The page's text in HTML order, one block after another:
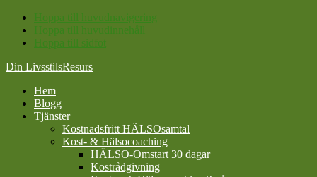
Hoppa till huvudnavigering
Hoppa till huvudinnehåll
Hoppa till sidfot
Din LivsstilsResurs
Hem
Blogg
Tjänster
Kostnadsfritt HÄLSOsamtal
Kost- & Hälsocoaching
HÄLSO-Omstart 30 dagar
Kostrådgivning